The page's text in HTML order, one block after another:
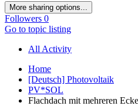
More sharing options...
Followers 0
Go to topic listing
All Activity
Home
[Deutsch] Photovoltaik
PV*SOL
Flachdach mit mehreren